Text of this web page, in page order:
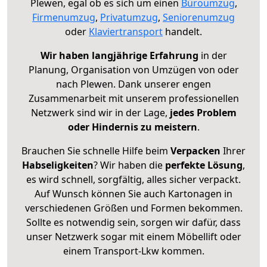
Plewen, egal ob es sich um einen Büroumzug,
Firmenumzug, Privatumzug, Seniorenumzug
oder Klaviertransport handelt.
Wir haben langjährige Erfahrung in der
Planung, Organisation von Umzügen von oder
nach Plewen. Dank unserer engen
Zusammenarbeit mit unserem professionellen
Netzwerk sind wir in der Lage, jedes Problem
oder Hindernis zu meistern.
Brauchen Sie schnelle Hilfe beim Verpacken Ihrer
Habseligkeiten? Wir haben die perfekte Lösung,
es wird schnell, sorgfältig, alles sicher verpackt.
Auf Wunsch können Sie auch Kartonagen in
verschiedenen Größen und Formen bekommen.
Sollte es notwendig sein, sorgen wir dafür, dass
unser Netzwerk sogar mit einem Möbellift oder
einem Transport-Lkw kommen.